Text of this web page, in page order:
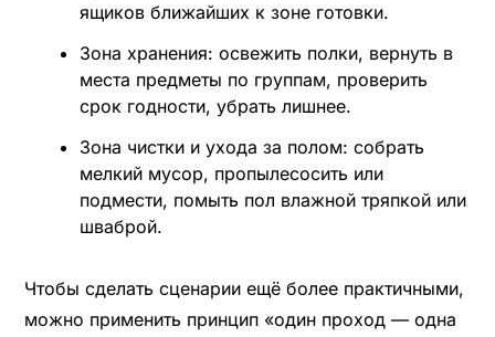
ящиков ближайших к зоне готовки.
Зона хранения: освежить полки, вернуть в
места предметы по группам, проверить
срок годности, убрать лишнее.
Зона чистки и ухода за полом: собрать
мелкий мусор, пропылесосить или
подмести, помыть пол влажной тряпкой или
шваброй.
Чтобы сделать сценарии ещё более практичными,
можно применить принцип «один проход — одна